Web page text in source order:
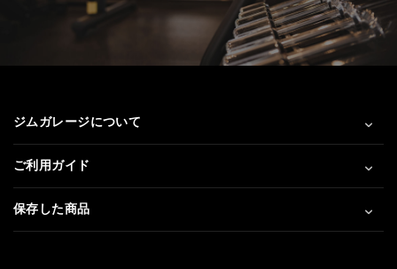
ジムガレージについて
ご利用ガイド
保存した商品